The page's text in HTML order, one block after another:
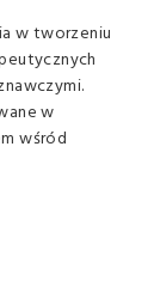
w tworzeniu
w
wśród